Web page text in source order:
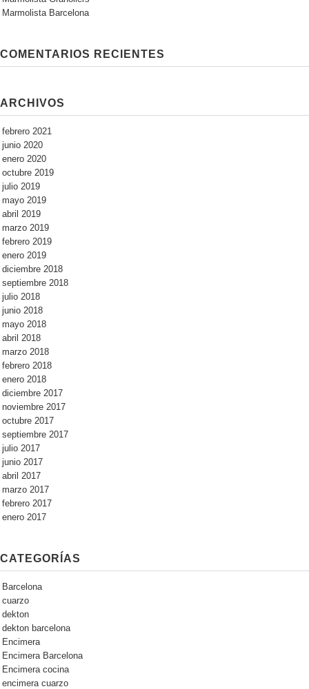
Marmolista Barcelona
COMENTARIOS RECIENTES
ARCHIVOS
febrero 2021
junio 2020
enero 2020
octubre 2019
julio 2019
mayo 2019
abril 2019
marzo 2019
febrero 2019
enero 2019
diciembre 2018
septiembre 2018
julio 2018
junio 2018
mayo 2018
abril 2018
marzo 2018
febrero 2018
enero 2018
diciembre 2017
noviembre 2017
octubre 2017
septiembre 2017
julio 2017
junio 2017
abril 2017
marzo 2017
febrero 2017
enero 2017
CATEGORÍAS
Barcelona
cuarzo
dekton
dekton barcelona
Encimera
Encimera Barcelona
Encimera cocina
encimera cuarzo